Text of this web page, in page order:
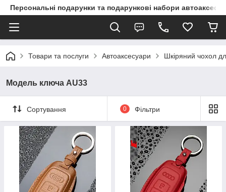
Персональні подарунки та подарункові набори
Товари та послуги Автоаксесуари Шкіряний чохол
Модель ключа AU33
Сортування 0 Фільтри